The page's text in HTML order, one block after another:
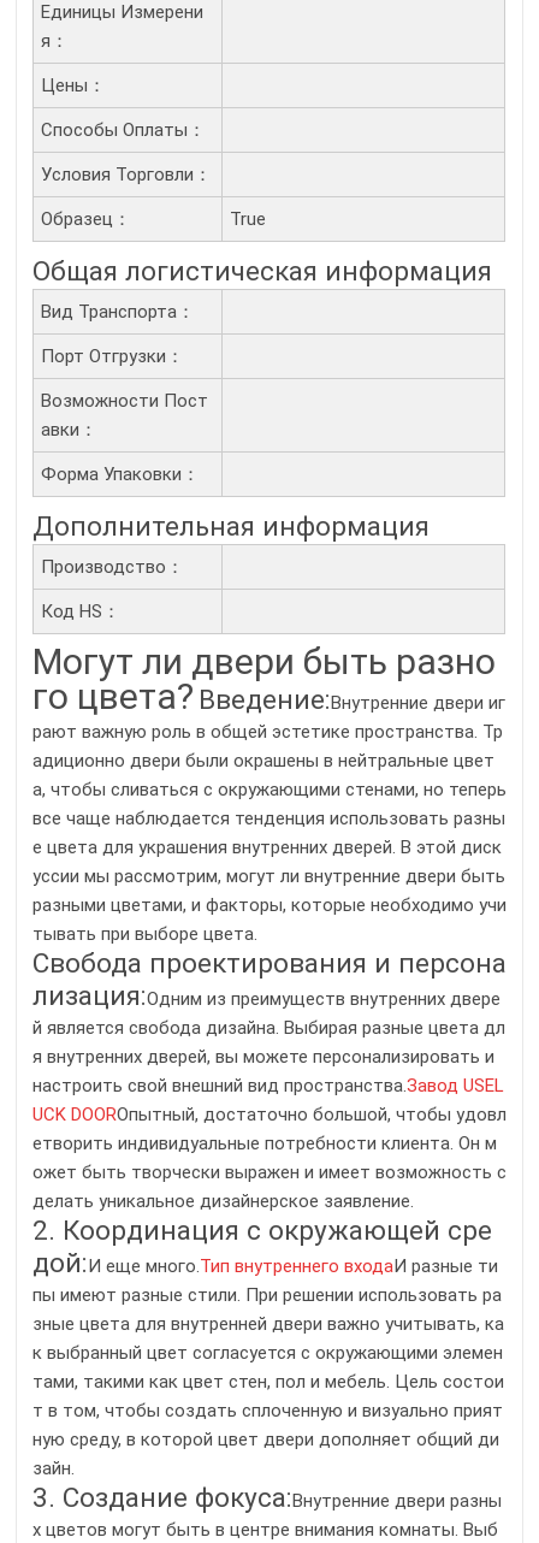
Единицы Измерени
Я：
Цены：
Способы Оплаты：
Условия Торговли：
Образец： True
Общая логистическая информация
Вид Транспорта：
Порт Отгрузки：
Возможности Пост
Авки：
Форма Упаковки：
Дополнительная информация
Производство：
Код HS：
Могут ли двери быть разно
го цвета? Введение: Внутренние двери иг
рают важную роль в общей эстетике пространства. Тр
адиционно двери были окрашены в нейтральные цвет
а, чтобы сливаться с окружающими стенами, но теперь
все чаще наблюдается тенденция использовать разны
е цвета для украшения внутренних дверей. В этой диск
уссии мы рассмотрим, могут ли внутренние двери быть
разными цветами, и факторы, которые необходимо учи
тывать при выборе цвета.
Свобода проектирования и персона
лизация:Одним из преимуществ внутренних двере
й является свобода дизайна. Выбирая разные цвета дл
я внутренних дверей, вы можете персонализировать и
настроить свой внешний вид пространства.Завод USEL
UCK DOORОпытный, достаточно большой, чтобы удовл
етворить индивидуальные потребности клиента. Он м
ожет быть творчески выражен и имеет возможность с
делать уникальное дизайнерское заявление.
2. Координация с окружающей сре
дой: И еще много.Тип внутреннего входаИ разные ти
пы имеют разные стили. При решении использовать ра
зные цвета для внутренней двери важно учитывать, ка
к выбранный цвет согласуется с окружающими элемен
тами, такими как цвет стен, пол и мебель. Цель состои
т в том, чтобы создать сплоченную и визуально прият
ную среду, в которой цвет двери дополняет общий ди
зайн.
3. Создание фокуса: Внутренние двери разны
х цветов могут быть в центре внимания комнаты. Выб